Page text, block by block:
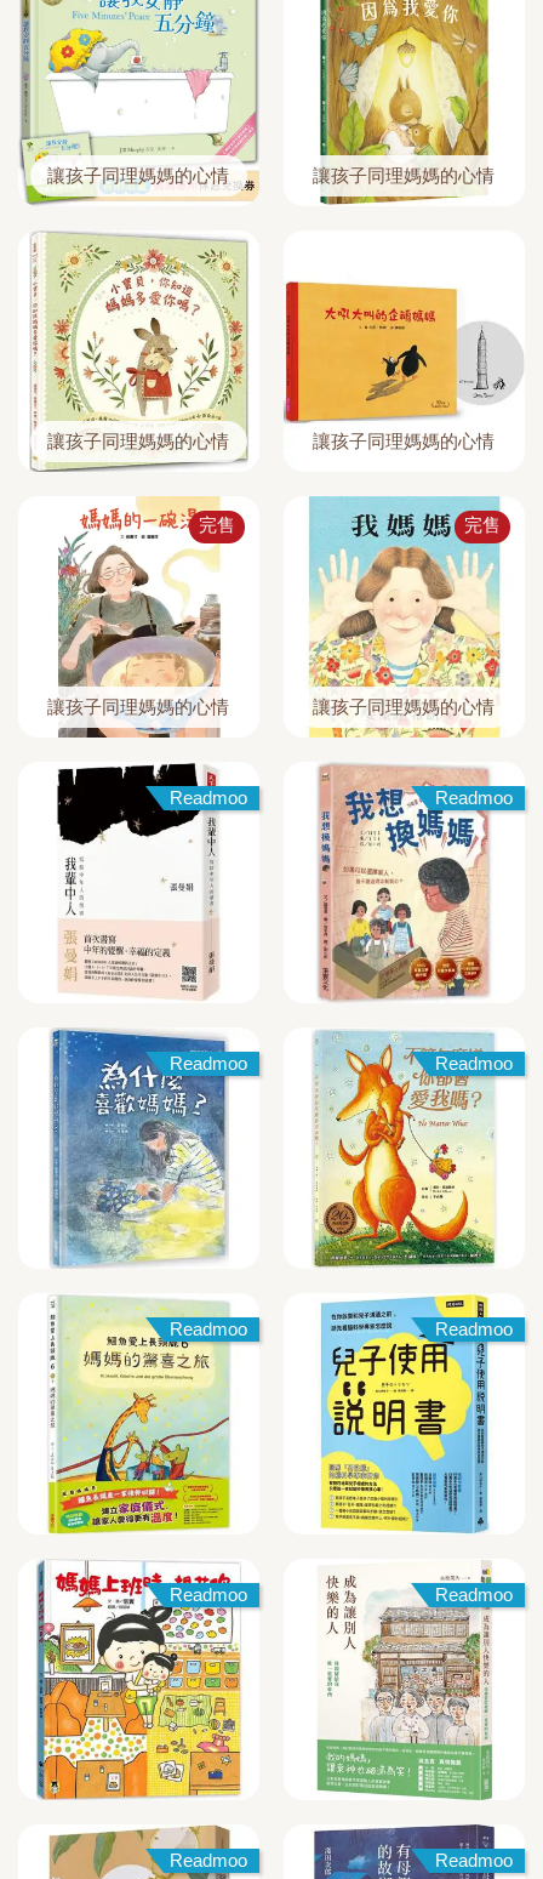
讓孩子同理媽媽的心情 讓孩子同理媽媽的心情
讓孩子同理媽媽的心情 讓孩子同理媽媽的心情
完售
讓孩子同理媽媽的心情
完售
讓孩子同理媽媽的心情
Readmoo Readmoo
Readmoo Readmoo
Readmoo Readmoo
Readmoo Readmoo
Readmoo Readmoo